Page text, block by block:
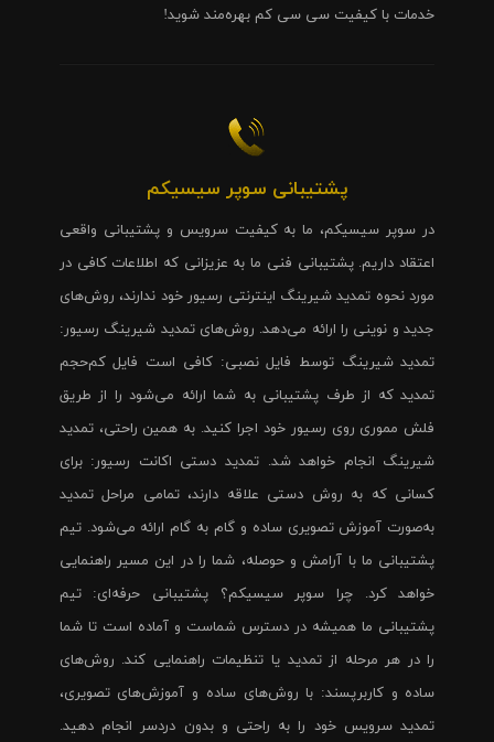
خدمات با کیفیت سی سی کم بهره‌مند شوید!
پشتیبانی سوپر سیسیکم
در سوپر سیسیکم، ما به کیفیت سرویس و پشتیبانی واقعی
اعتقاد داریم. پشتیبانی فنی ما به عزیزانی که اطلاعات کافی در
مورد نحوه تمدید شیرینگ اینترنتی رسیور خود ندارند، روش‌های
جدید و نوینی را ارائه می‌دهد. روش‌های تمدید شیرینگ رسیور:
تمدید شیرینگ توسط فایل نصبی: کافی است فایل کم‌حجم
تمدید که از طرف پشتیبانی به شما ارائه می‌شود را از طریق
فلش مموری روی رسیور خود اجرا کنید. به همین راحتی، تمدید
شیرینگ انجام خواهد شد. تمدید دستی اکانت رسیور: برای
کسانی که به روش دستی علاقه دارند، تمامی مراحل تمدید
به‌صورت آموزش تصویری ساده و گام به گام ارائه می‌شود. تیم
پشتیبانی ما با آرامش و حوصله، شما را در این مسیر راهنمایی
خواهد کرد. چرا سوپر سیسیکم؟ پشتیبانی حرفه‌ای: تیم
پشتیبانی ما همیشه در دسترس شماست و آماده است تا شما
را در هر مرحله از تمدید یا تنظیمات راهنمایی کند. روش‌های
ساده و کاربرپسند: با روش‌های ساده و آموزش‌های تصویری،
تمدید سرویس خود را به راحتی و بدون دردسر انجام دهید.